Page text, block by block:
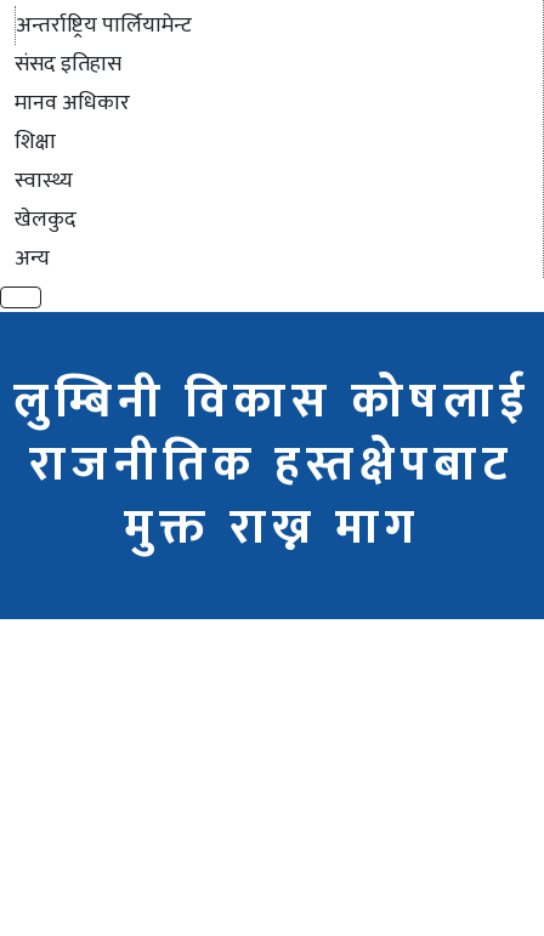
अन्तर्राष्ट्रिय पार्लियामेन्ट
संसद इतिहास
मानव अधिकार
शिक्षा
स्वास्थ्य
खेलकुद
अन्य
लुम्बिनी विकास कोषलाई
राजनीतिक हस्तक्षेपबाट
मुक्त राख्न माग